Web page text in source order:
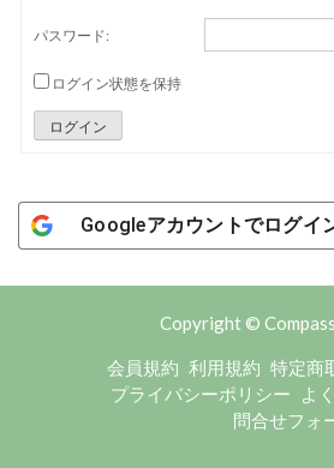
パスワード:
ログイン状態を保持
ログイン
Googleアカウントでログイ
Copyright ©
会員規約 利用規約 特定商
プライバシーポリシー
よ
問合せフォ